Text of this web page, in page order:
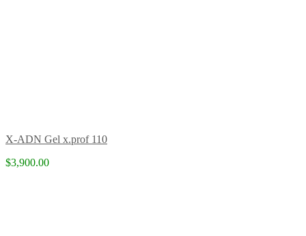
X-ADN Gel x.prof 110
$3,900.00